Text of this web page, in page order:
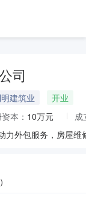
司
建筑业
开业
本： 10万元
成